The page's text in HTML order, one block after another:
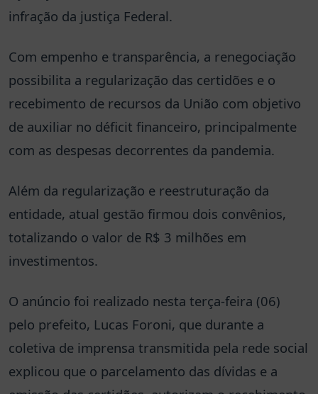
infração da justiça Federal.
Com empenho e transparência, a renegociação
possibilita a regularização das certidões e o
recebimento de recursos da União com objetivo
de auxiliar no déficit financeiro, principalmente
com as despesas decorrentes da pandemia.
Além da regularização e reestruturação da
entidade, atual gestão firmou dois convênios,
totalizando o valor de R$ 3 milhões em
investimentos.
O anúncio foi realizado nesta terça-feira (06)
pelo prefeito, Lucas Foroni, que durante a
coletiva de imprensa transmitida pela rede social
explicou que o parcelamento das dívidas e a